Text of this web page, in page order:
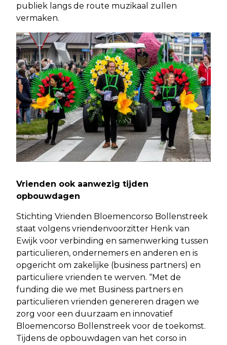
publiek langs de route muzikaal zullen
vermaken.
Vrienden ook aanwezig tijden
opbouwdagen
Stichting Vrienden Bloemencorso Bollenstreek
staat volgens vriendenvoorzitter Henk van
Ewijk voor verbinding en samenwerking tussen
particulieren, ondernemers en anderen en is
opgericht om zakelijke (business partners) en
particuliere vrienden te werven. “Met de
funding die we met Business partners en
particulieren vrienden genereren dragen we
zorg voor een duurzaam en innovatief
Bloemencorso Bollenstreek voor de toekomst.
Tijdens de opbouwdagen van het corso in